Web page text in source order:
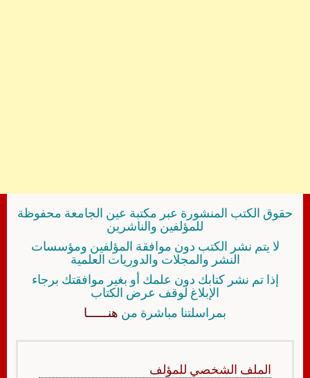
حقوق الكتب المنشورة عبر مكتبة عين الجامعة محفوظة
للمؤلفين والناشرين
لا يتم نشر الكتب دون موافقة المؤلفين ومؤسسات
النشر والمجلات والدوريات العلمية
إذا تم نشر كتابك دون علمك أو بغير موافقتك برجاء
الإبلاغ لوقف عرض الكتاب
بمراسلتنا مباشرة من هنــــــا
الملف الشخصي للمؤلف